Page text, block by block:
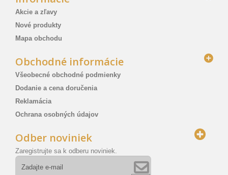
Akcie a zľavy
Nové produkty
Mapa obchodu
Obchodné informácie
Všeobecné obchodné podmienky
Dodanie a cena doručenia
Reklamácia
Ochrana osobných údajov
Odber noviniek
Zaregistrujte sa k odberu noviniek.